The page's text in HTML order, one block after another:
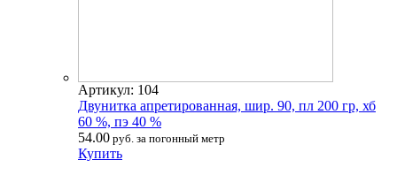
Артикул: 104
Двунитка апретированная, шир. 90, пл 200 гр, хб
60 %, пэ 40 %
54.00 руб. за погонный метр
Купить